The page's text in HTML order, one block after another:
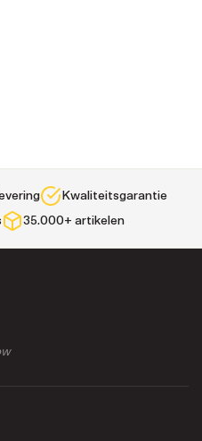
Kwaliteitsgarantie
35.000+ artikelen